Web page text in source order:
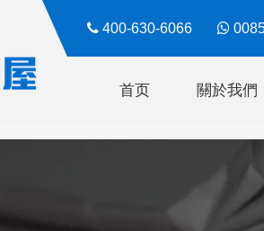
 400-630-6066 
首页 關於我們